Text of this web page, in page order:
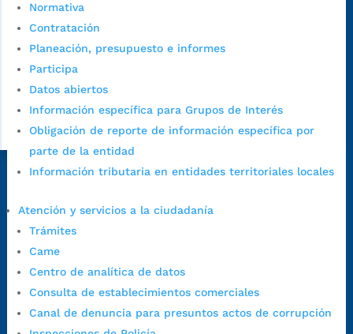
Normativa
Contratación
Planeación, presupuesto e informes
Participa
Datos abiertos
Información específica para Grupos de Interés
Obligación de reporte de información específica por
parte de la entidad
Información tributaria en entidades territoriales locales
Atención y servicios a la ciudadanía
Trámites
Came
Centro de analítica de datos
Consulta de establecimientos comerciales
Canal de denuncia para presuntos actos de corrupción